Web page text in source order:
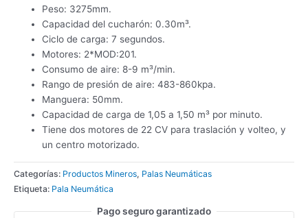
Peso: 3275mm.
Capacidad del cucharón: 0.30m³.
Ciclo de carga: 7 segundos.
Motores: 2*MOD:201.
Consumo de aire: 8-9 m³/min.
Rango de presión de aire: 483-860kpa.
Manguera: 50mm.
Capacidad de carga de 1,05 a 1,50 m³ por minuto.
Tiene dos motores de 22 CV para traslación y volteo, y
un centro motorizado.
Categorías: Productos Mineros, Palas Neumáticas
Etiqueta: Pala Neumática
Pago seguro garantizado